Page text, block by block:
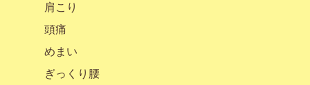
肩こり
頭痛
めまい
ぎっくり腰